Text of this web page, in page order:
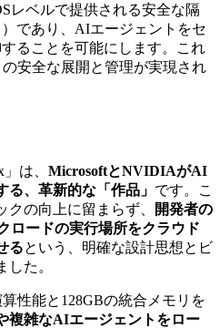
レベルで提供される安全な隔
であり、AIエージェントをセ
ることを可能にします。これ
安全な展開と管理が実現され
は、 MicrosoftとNVIDIAがAI
る、革新的な「作品」 です。こ
の向上に留まらず、
開発者の
ロードの実行場所をクラウド
るという、明確な設計思想とビ
た。
性能と128GBの統合メモリを
複雑なAIエージェントをロー